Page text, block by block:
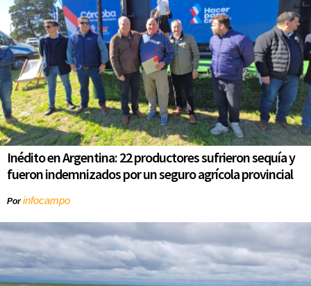
Inédito en Argentina: 22 productores sufrieron sequía y
fueron indemnizados por un seguro agrícola provincial
Porinfocampo